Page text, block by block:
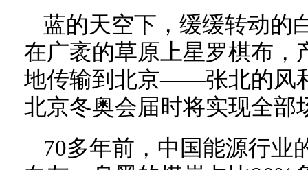
蓝的天空下，缓缓转动的
在广袤的草原上星罗棋布，
地传输到北京——张北的风
北京冬奥会届时将实现全部
70多年前，中国能源行业